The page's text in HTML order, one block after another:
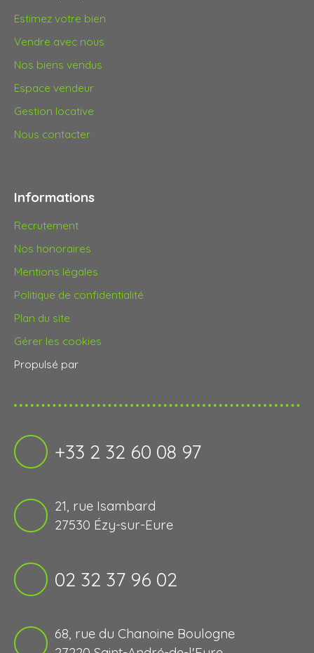
Estimez votre bien
Vendre avec nous
Nos biens vendus
Espace vendeur
Gestion locative
Nous contacter
Informations
Recrutement
Nos honoraires
Mentions légales
Politique de confidentialité
Plan du site
Gérer les cookies
Propulsé par
+33 2 32 60 08 97
21, rue Isambard
27530 Ézy-sur-Eure
02 32 37 96 02
68, rue du Chanoine Boulogne